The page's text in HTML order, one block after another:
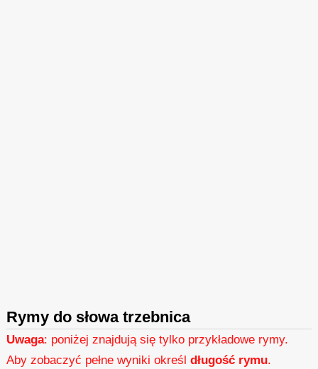
Rymy do słowa trzebnica
Uwaga: poniżej znajdują się tylko przykładowe rymy.
Aby zobaczyć pełne wyniki określdługość rymu.